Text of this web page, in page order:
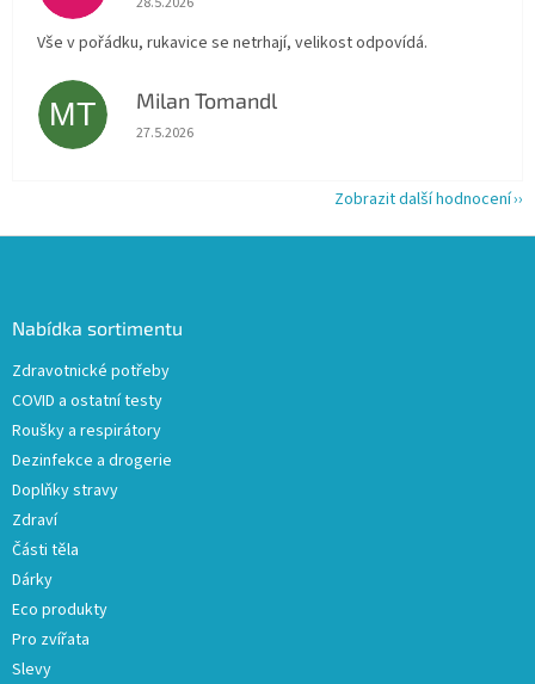
Vše v pořádku, rukavice se netrhají, velikost odpovídá.
MT Milan Tomandl
Hodnocení obchodu je 5 z 5 hvězdiček.
27.5.2026
Zobrazit další hodnocení
Nabídka sortimentu
Zdravotnické potřeby
COVID a ostatní testy
Roušky a respirátory
Dezinfekce a drogerie
Doplňky stravy
Zdraví
Části těla
Dárky
Eco produkty
Pro zvířata
Slevy